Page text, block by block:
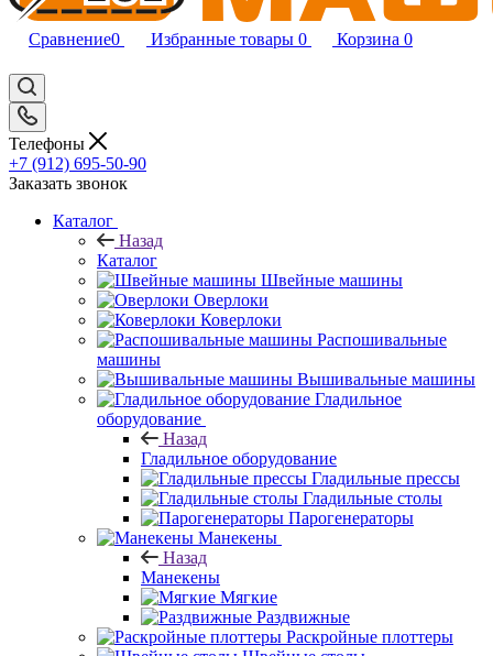
Сравнение0 Избранные товары 0 Корзина 0
Телефоны
+7 (912) 695-50-90
Заказать звонок
Каталог
Назад
Каталог
Швейные машины
Оверлоки
Коверлоки
Распошивальные
машины
Вышивальные машины
Гладильное
оборудование
Назад
Гладильное оборудование
Гладильные прессы
Гладильные столы
Парогенераторы
Манекены
Назад
Манекены
Мягкие
Раздвижные
Раскройные плоттеры